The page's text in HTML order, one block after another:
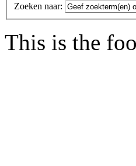
Zoeken naar:
This is the